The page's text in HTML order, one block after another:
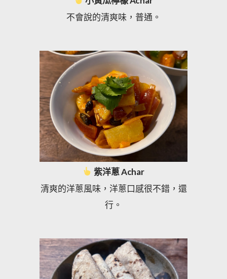
不會說的清爽味，普通。
紫洋蔥 Achar
清爽的洋蔥風味，洋蔥口感很不錯，還
行。